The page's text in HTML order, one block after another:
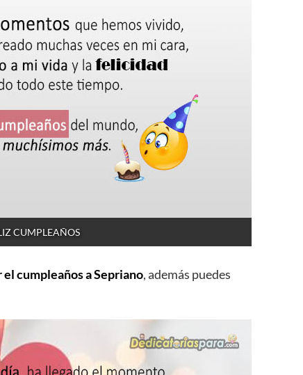
CUMPLEAÑOS
cumpleaños a Sepriano, además puedes